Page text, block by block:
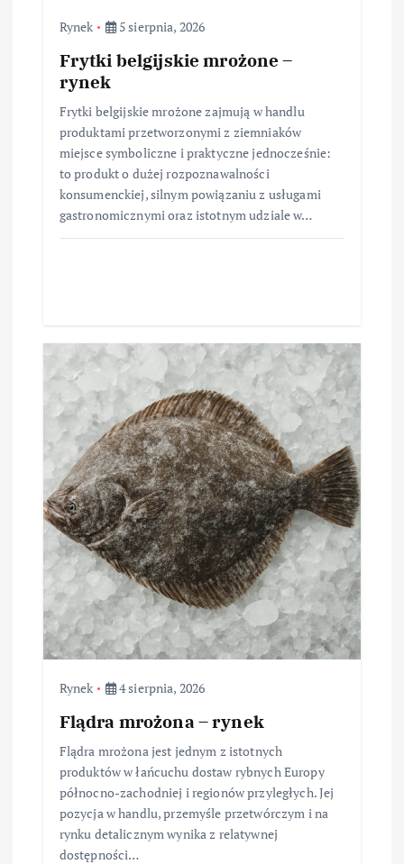
Rynek 5 sierpnia, 2026
Frytki belgijskie mrożone –
rynek
Frytki belgijskie mrożone zajmują w handlu
produktami przetworzonymi z ziemniaków
miejsce symboliczne i praktyczne jednocześnie:
to produkt o dużej rozpoznawalności
konsumenckiej, silnym powiązaniu z usługami
gastronomicznymi oraz istotnym udziale w…
Rynek 4 sierpnia, 2026
Flądra mrożona – rynek
Flądra mrożona jest jednym z istotnych
produktów w łańcuchu dostaw rybnych Europy
północno-zachodniej i regionów przyległych. Jej
pozycja w handlu, przemyśle przetwórczym i na
rynku detalicznym wynika z relatywnej
dostępności…